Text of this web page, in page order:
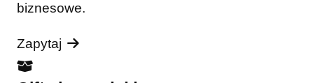
biznesowe.
Zapytaj